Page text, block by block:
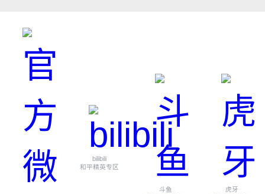
bilibili
和平精英专区
斗鱼
虎牙